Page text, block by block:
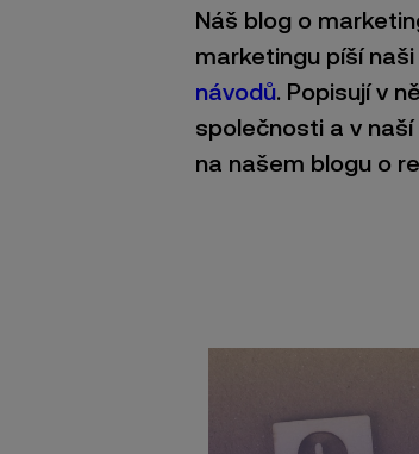
Náš blog o
marketingu píší naši
návodů. Popisují v
společnosti a v naší
na našem blogu o